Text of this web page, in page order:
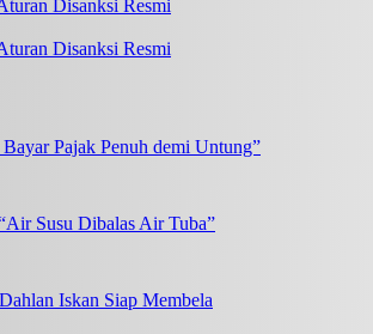
Disanksi Resmi
Pajak Penuh demi Untung”
Susu Dibalas Air Tuba”
Iskan Siap Membela